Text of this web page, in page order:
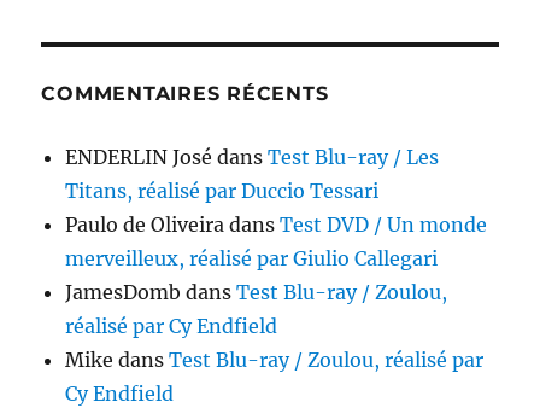
COMMENTAIRES RÉCENTS
ENDERLIN José dansTest Blu-ray / Les
Titans, réalisé par Duccio Tessari
Paulo de Oliveira dansTest DVD / Un monde
merveilleux, réalisé par Giulio Callegari
JamesDomb dansTest Blu-ray / Zoulou,
réalisé par Cy Endfield
Mike dansTest Blu-ray / Zoulou, réalisé par
Cy Endfield